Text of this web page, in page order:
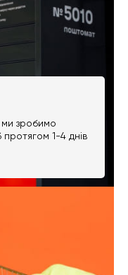
ми зробимо
1-4 днів